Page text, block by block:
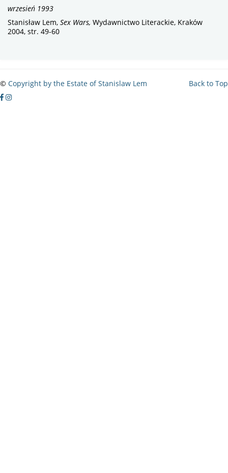
wrzesień 1993
Stanisław Lem, Sex Wars, Wydawnictwo Literackie, Kraków
2004, str. 49-60
Back to Top
© Copyright by the Estate of Stanislaw Lem